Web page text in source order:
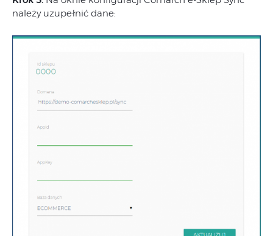
należy uzupełnić dane: